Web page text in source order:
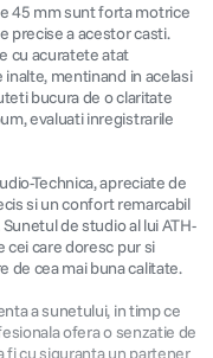
45 mm sunt forta motrice
precise a acestor casti.
cu acuratete atat
mentinand in acelasi
bucura de o claritate
evaluati inregistrarile
Technica, apreciate de
si un confort remarcabil
de studio al lui ATH-
cei care doresc pur si
de cea mai buna calitate.
a sunetului, in timp ce
ofera o senzatie de
fi cu siguranta un partener